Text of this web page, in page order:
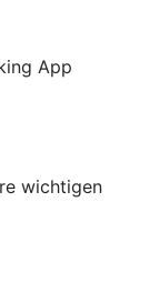
App
wichtigen